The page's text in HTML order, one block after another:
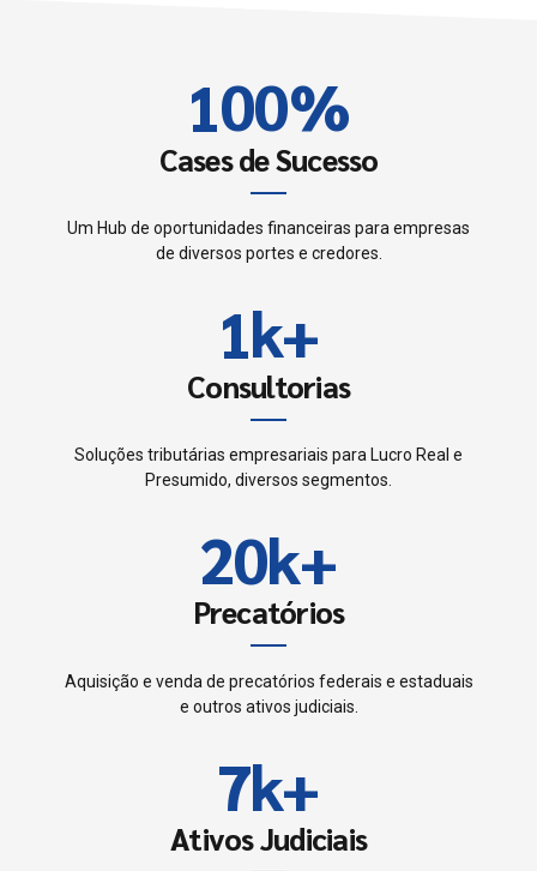
1
2
3
5
6
7
8
9
0
00%
Cases de Sucesso
Um Hub de oportunidades financeiras para empresas
de diversos portes e credores.
0
1
2
3
4
5
6
7
8
9
k+
Consultorias
Soluções tributárias empresariais para Lucro Real e
Presumido, diversos segmentos.
0
1
2
3
4
5
6
3
4
5
6
7
8
9
0k+
Precatórios
Aquisição e venda de precatórios federais e estaduais
e outros ativos judiciais.
0
1
2
3
4
5
6
7
8
k+
Ativos Judiciais